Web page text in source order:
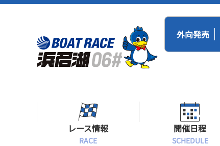
外向発売
レース情報
RACE
開催日程
SCHEDULE